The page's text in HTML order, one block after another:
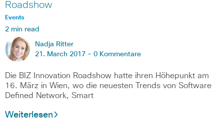
Roadshow
Events
2 min read
Nadja Ritter
21. March 2017 - 0 Kommentare
Die BIZ Innovation Roadshow hatte ihren Höhepunkt am
16. März in Wien, wo die neuesten Trends von Software
Defined Network, Smart
Weiterlesen